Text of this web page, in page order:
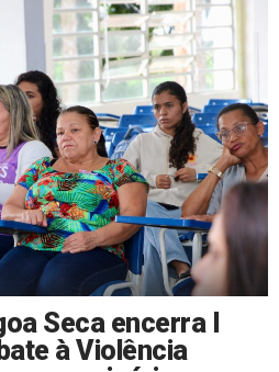
Seca encerra I
à Violência